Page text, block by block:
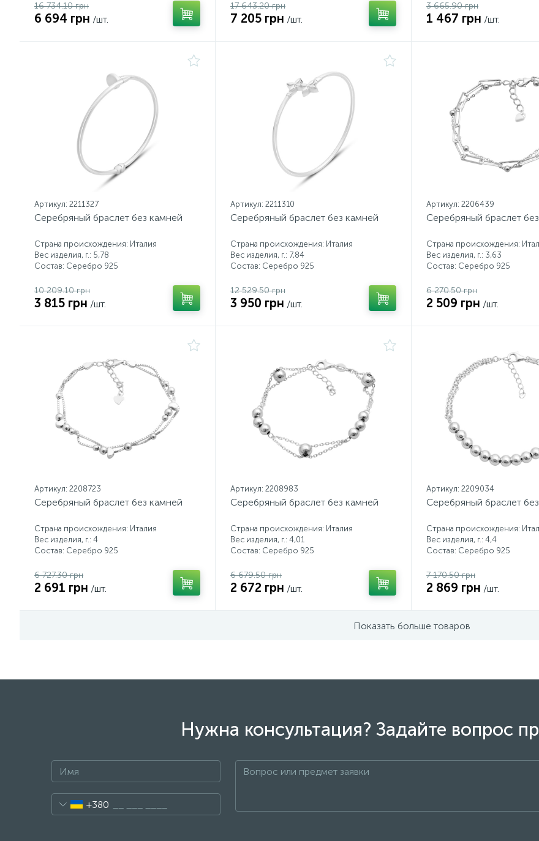
16 734.10 грн
6 694 грн /шт.
17 643.20 грн
7 205 грн /шт.
3 665.90 грн
1 467 грн /шт.
Артикул: 2211327
Серебряный браслет без камней
Страна происхождения: Италия
Вес изделия, г.: 5,78
Состав: Серебро 925
10 209.10 грн
3 815 грн /шт.
Артикул: 2211310
Серебряный браслет без камней
Страна происхождения: Италия
Вес изделия, г.: 7,84
Состав: Серебро 925
12 529.50 грн
3 950 грн /шт.
Артикул: 2206439
Серебряный браслет
Страна происхождения:
Вес изделия, г.: 3,63
Состав: Серебро 925
6 270.50 грн
2 509 грн /шт.
Артикул: 2208723
Серебряный браслет без камней
Страна происхождения: Италия
Вес изделия, г.: 4
Состав: Серебро 925
6 727.30 грн
2 691 грн /шт.
Артикул: 2208983
Серебряный браслет без камней
Страна происхождения: Италия
Вес изделия, г.: 4,01
Состав: Серебро 925
6 679.50 грн
2 672 грн /шт.
Артикул: 2209034
Серебряный браслет
Страна происхождения:
Вес изделия, г.: 4,4
Состав: Серебро 925
7 170.50 грн
2 869 грн /шт.
Показать больше товаров
Нужна консультация? Задайте вопрос
+380